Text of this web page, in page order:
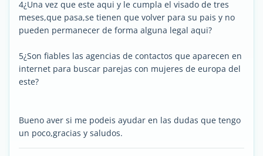
4¿Una vez que este aqui y le cumpla el visado de tres
meses,que pasa,se tienen que volver para su pais y no
pueden permanecer de forma alguna legal aqui?
5¿Son fiables las agencias de contactos que aparecen en
internet para buscar parejas con mujeres de europa del
este?
Bueno aver si me podeis ayudar en las dudas que tengo
un poco,gracias y saludos.